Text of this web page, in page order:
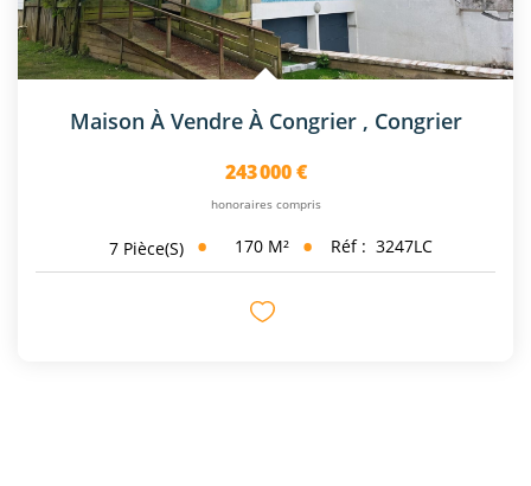
Maison À Vendre À Congrier , Congrier
243 000 €
honoraires compris
7 Pièce(s) 170 M² Réf : 3247LC